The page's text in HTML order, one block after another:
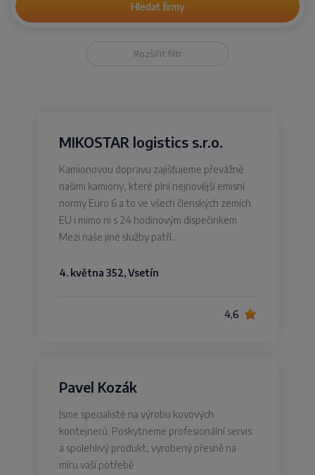
Hledat firmy
Rozšířit filtr
MIKOSTAR logistics s.r.o.
Kamionovou dopravu zajišťujeme převážně
našimi kamiony, které plní nejnovější emisní
normy Euro 6 a to ve všech členských zemích
EU i mimo ni s 24 hodinovým dispečinkem.
Mezi naše jiné služby patří…
4. května 352, Vsetín
4,6
Pavel Kozák
Jsme specialisté na výrobu kovových
kontejnerů. Poskytneme profesionální servis
a spolehlivý produkt, vyrobený přesně na
míru vaší potřebě